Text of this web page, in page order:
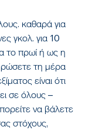
καθαρά για
γκολ. για 10
το πρωί ή ως η
τη μέρα
είναι ότι
σε όλους –
να βάλετε
στόχους,